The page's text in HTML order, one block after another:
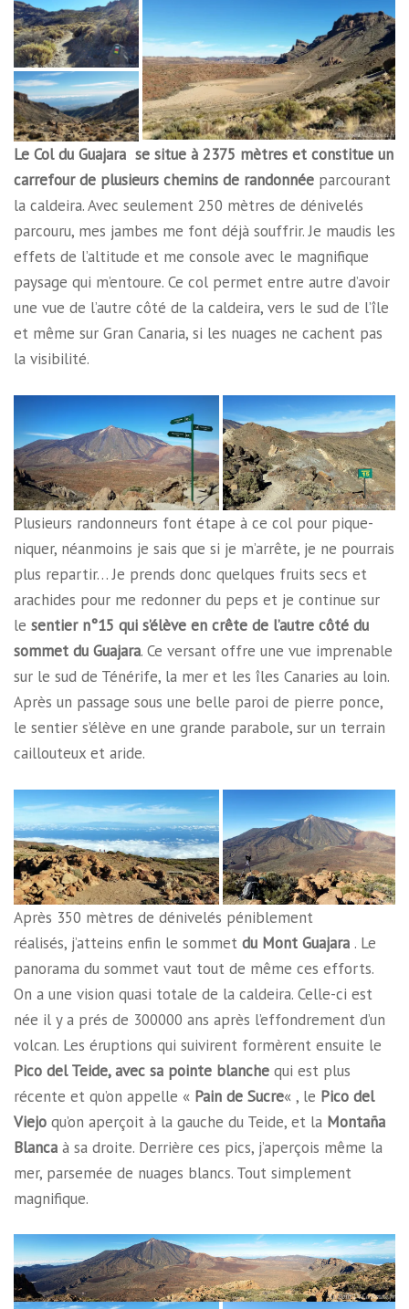
Le Col du Guajara se situe à 2375 mètres et constitue un
carrefour de plusieurs chemins de randonnée parcourant
la caldeira. Avec seulement 250 mètres de dénivelés
parcouru, mes jambes me font déjà souffrir. Je maudis les
effets de l’altitude et me console avec le magnifique
paysage qui m’entoure. Ce col permet entre autre d’avoir
une vue de l’autre côté de la caldeira, vers le sud de l’île
et même sur Gran Canaria, si les nuages ne cachent pas
la visibilité.
Plusieurs randonneurs font étape à ce col pour pique-
niquer, néanmoins je sais que si je m’arrête, je ne pourrais
plus repartir… Je prends donc quelques fruits secs et
arachides pour me redonner du peps et je continue sur
le sentier n°15 qui s’élève en crête de l’autre côté du
sommet du Guajara. Ce versant offre une vue imprenable
sur le sud de Ténérife, la mer et les îles Canaries au loin.
Après un passage sous une belle paroi de pierre ponce,
le sentier s’élève en une grande parabole, sur un terrain
caillouteux et aride.
Après 350 mètres de dénivelés péniblement
réalisés, j’atteins enfin le sommet du Mont Guajara . Le
panorama du sommet vaut tout de même ces efforts.
On a une vision quasi totale de la caldeira. Celle-ci est
née il y a prés de 300000 ans après l’effondrement d’un
volcan. Les éruptions qui suivirent formèrent ensuite le
Pico del Teide, avec sa pointe blanche qui est plus
récente et qu’on appelle « Pain de Sucre« , le Pico del
Viejo qu’on aperçoit à la gauche du Teide, et la Montaña
Blanca à sa droite. Derrière ces pics, j’aperçois même la
mer, parsemée de nuages blancs. Tout simplement
magnifique.